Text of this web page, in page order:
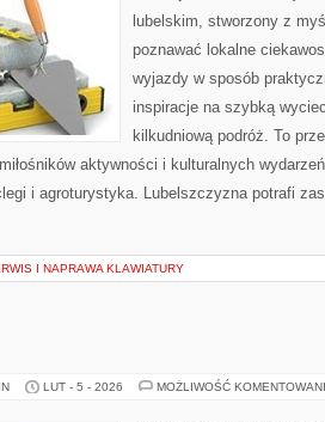
lubelskim, stworzony z
poznawać lokalne
wyjazdy w sposób
inspiracje na szybką
kilkudniową podróż. To
aktywności i kulturalnych
i agroturystyka. Lubelszczyzna potrafi
I NAPRAWA KLAWIATURY
LUT - 5 - 2026 MOŻLIWOŚĆ